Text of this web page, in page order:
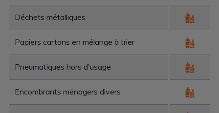
Déchets métalliques
Papiers cartons en mélange à trier
Pneumatiques hors d'usage
Encombrants ménagers divers